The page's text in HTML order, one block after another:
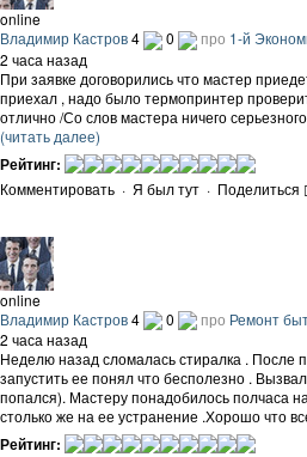
online
Владимир Кастров4 0 про 1-й
2 часа назад
При заявке договорились что мастер
приехал , надо было термопринтер
отлично /Со слов мастера ничего
(читать далее)
Рейтинг:
Комментировать · Я был тут · Поделиться
online
Владимир Кастров4 0 про Ремонт
2 часа назад
Неделю назад сломалась стиралка . После
запустить ее понял что бесполезно .
попался). Мастеру понадобилось полчаса
столько же на ее устранение .Хорошо что
Рейтинг: